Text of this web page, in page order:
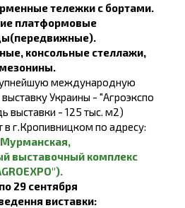
тележки с бортами.
платформовые
консольные стеллажи,
мезонины.
международную
Украины - "Агроэкспо
выставки - 125 тыс. м2)
в г.Кропивницком по адресу:
Мурманская,
выставочный комплекс
).
29 сентября
виставки: